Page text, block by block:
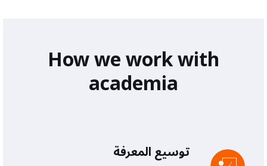
How we work with
academia
توسيع المعرفة